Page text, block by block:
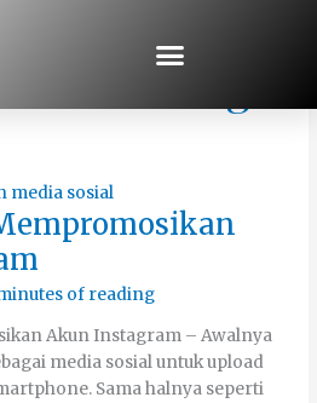
of reading
Akun Instagram – Awalnya
media sosial untuk upload
Sama halnya seperti